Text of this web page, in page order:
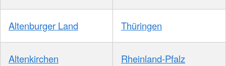
Altenburger Land Thüringen
Altenkirchen Rheinland-Pfalz